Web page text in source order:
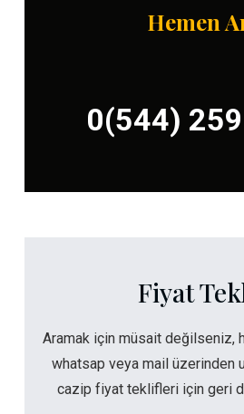
Hemen
0(544)
Fiyat
Aramak için müsait değilseniz,
whatsap veya mail üzerinden
cazip fiyat teklifleri için geri